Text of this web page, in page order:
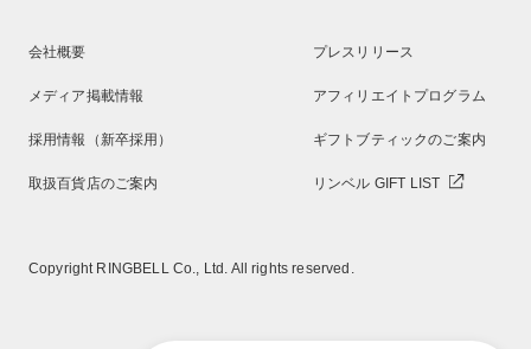
会社概要 プレスリリース
メディア掲載情報 アフィリエイトプログラム
採用情報（新卒採用） ギフトブティックのご案内
取扱百貨店のご案内 リンベル GIFT LIST
Copyright RINGBELL Co., Ltd. All rights reserved.